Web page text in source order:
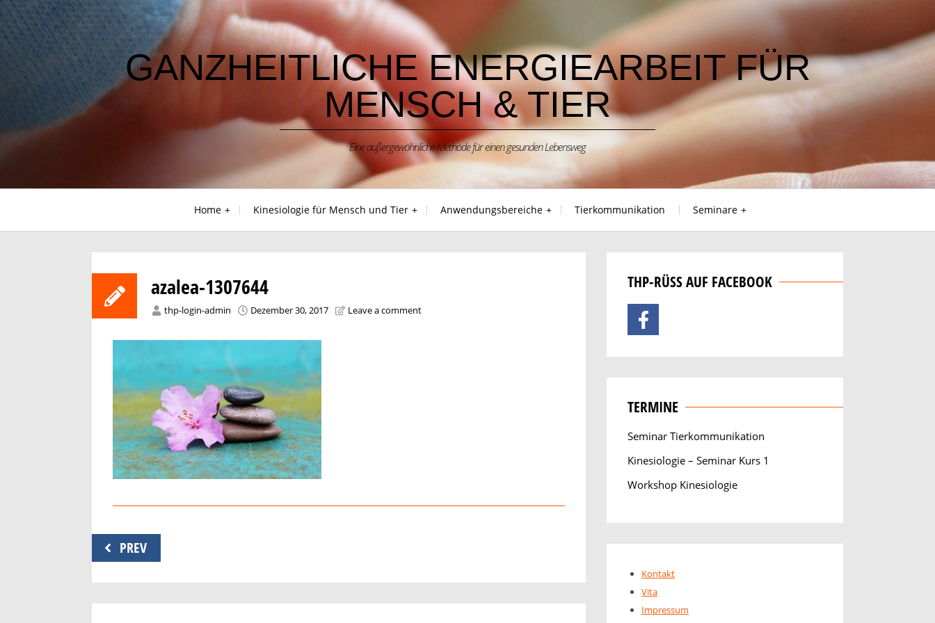
content
GANZHEITLICHE ENERGIEARBEIT FÜR
MENSCH & TIER
Eine außergewöhnliche Methode für einen gesunden Lebensweg
Home Kinesiologie für Mensch und Tier Anwendungsbereiche Tierkommunikation Seminare
azalea-1307644
thp-login-admin Dezember 30, 2017 Leave a comment
Beitragsnavigation
PREV
THP-RÜSS AUF FACEBOOK
TERMINE
Seminar Tierkommunikation
Kinesiologie – Seminar Kurs 1
Workshop Kinesiologie
Kontakt
Vita
Impressum